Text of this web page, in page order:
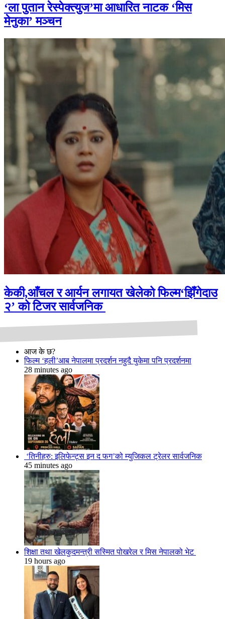
‘ला पुतान रेस्पेक्त्युज’मा आधारित नाटक ‘मिस
मेनुका’ मञ्चन
केकी,आँचल र आर्यन लगायत खेलेको फिल्म‘झिँगेदाउ
२’ को टिजर सार्वजनिक
आज के छ?
फिल्म ‘हली’आब नेपालमा प्रदर्शन नहुदै युकेमा पनि प्रदर्शनमा
28 minutes ago
‘तिनीहरु: इलिफेन्ट्स इन द फग’को म्युजिकल ट्रेलर सार्वजनिक
45 minutes ago
शिक्षा तथा खेलकुदमन्त्री सस्मित पोखरेल र मिस नेपालको भेट
19 hours ago